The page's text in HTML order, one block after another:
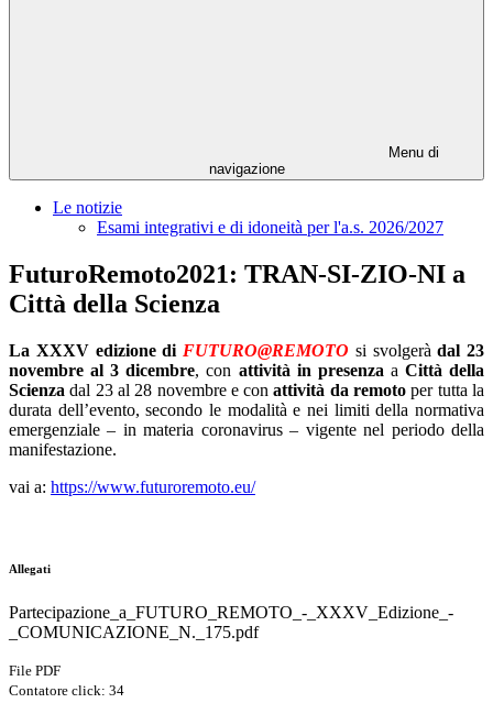
Menu di
navigazione
Le notizie
Esami integrativi e di idoneità per l'a.s. 2026/2027
FuturoRemoto2021: TRAN-SI-ZIO-NI a
Città della Scienza
La XXXV edizione di FUTURO@REMOTO si svolgeràdal 23
novembre al 3 dicembre, con attività in presenza a Città della
Scienza dal 23 al 28 novembre e conattività da remoto per tutta la
durata dell’evento, secondo le modalità e nei limiti della normativa
emergenziale – in materia coronavirus – vigente nel periodo della
manifestazione.
vai a: https://www.futuroremoto.eu/
Allegati
Partecipazione_a_FUTURO_REMOTO_-_XXXV_Edizione_-
_COMUNICAZIONE_N._175.pdf
File PDF
Contatore click: 34